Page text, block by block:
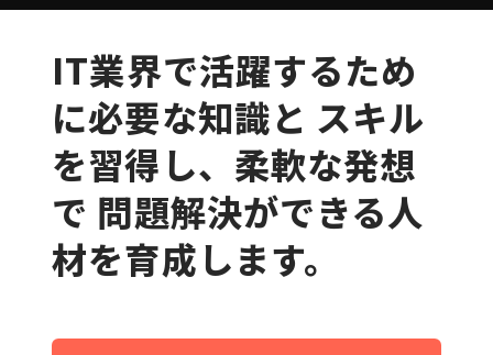
IT業界で活躍するため
に必要な知識と スキル
を習得し、柔軟な発想
で 問題解決ができる人
材を育成します。